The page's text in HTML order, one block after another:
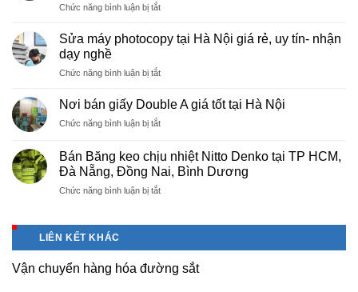
Việt
Phú
Thọ
Chức năng bình luận bị tắtở
cấp
màng
PE
nhà
khu
nghiệp
Bắc
Bài
Nội
Sửa máy photocopy tại Hà Nội giá rẻ, uy tín- nhận
dạy nghề
Chức năng bình luận bị tắtở
máy
photocopy
tại
Nội
giá
uy
nghề
Nơi bán giấy Double A giá tốt tại Hà Nội
Chức năng bình luận bị tắtở
giấy
Double
A
Bán Băng keo chịu nhiệt Nitto Denko tại TP HCM,
Đà Nẵng, Đồng Nai, Bình Dương
Chức năng bình luận bị tắtở
Nitto
LIÊN KẾT KHÁC
Vận chuyển hàng hóa đường sắt